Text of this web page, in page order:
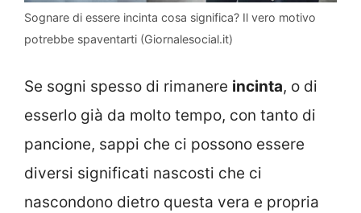
Sognare di essere incinta cosa significa? Il vero motivo
potrebbe spaventarti (Giornalesocial.it)
Se sogni spesso di rimanere incinta, o di
esserlo già da molto tempo, con tanto di
pancione, sappi che ci possono essere
diversi significati nascosti che ci
nascondono dietro questa vera e propria